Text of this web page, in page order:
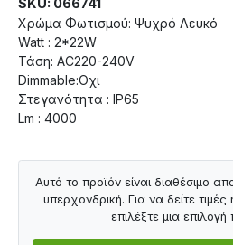
SKU: 066741
Χρώμα Φωτισμού: Ψυχρό Λευκό
Watt : 2*22W
Τάση: AC220-240V
Dimmable:Οχι
Στεγανότητα : IP65
Lm : 4000
Αυτό το προϊόν είναι διαθέσιμο
υπερχονδρική. Για να δείτε
επιλέξτε μια